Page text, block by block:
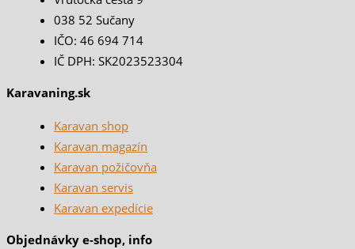
038 52 Sučany
IČO: 46 694 714
IČ DPH: SK2023523304
Karavaning.sk
Karavan shop
Karavan magazín
Karavan požičovňa
Karavan servis
Karavan expedície
Objednávky e-shop, info